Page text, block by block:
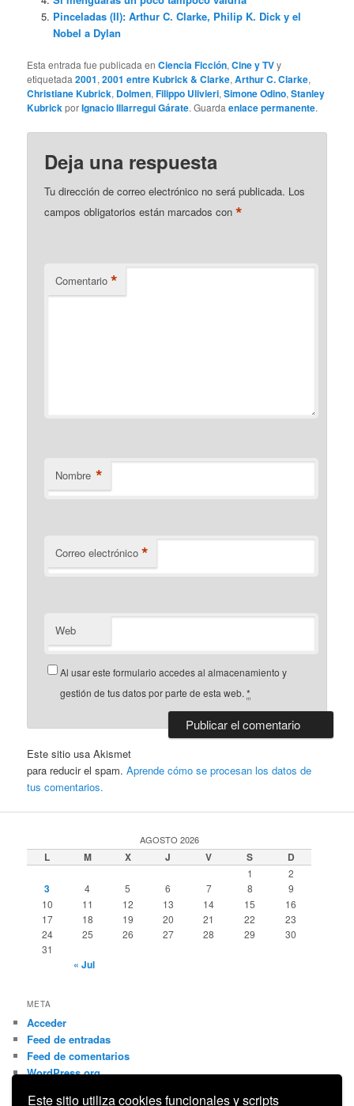
Este sitio utiliza cookies funcionales y scripts
Pinceladas (II): Arthur C. Clarke, Philip K. Dick y el
Nobel a Dylan
Esta entrada fue publicada enCiencia Ficción,Cine y TVy
etiquetada2001,2001 entre Kubrick & Clarke,Arthur C. Clarke,
Christiane Kubrick, Dolmen,Filippo Ulivieri,Simone Odino,Stanley
KubrickporIgnacio Illarregui Gárate. Guardaenlace permanente.
Deja una respuesta
Tu dirección de correo electrónico no será publicada. Los
campos obligatorios están marcados con*
Comentario *
Nombre *
Correo electrónico *
Web
Al usar este formulario accedes al almacenamiento y
gestión de tus datos por parte de esta web.*
Este sitio usa Akismet
para reducir el spam.Aprende cómo se procesan los datos de
tus comentarios.
AGOSTO 2026
L M X J V S D
1 2
3 4 5 6 7 8
9
10
11 12 13 14 15
16
17
18 19 20 21 22
23
24
25 26 27 28 29
30
31
« Jul
META
Acceder
Feed de entradas
Feed de comentarios
WordPress.org